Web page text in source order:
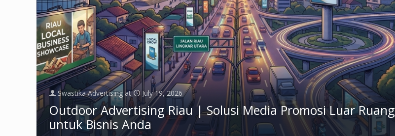
Swastika Advertising at July 19, 2026
Outdoor Advertising Riau | Solusi Media Promosi Luar Ruang
untuk Bisnis Anda